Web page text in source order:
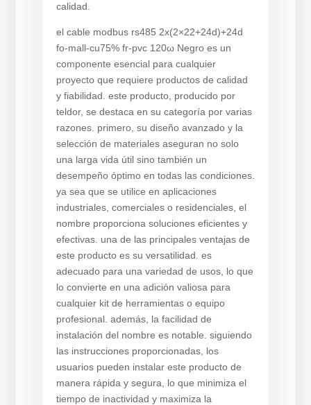
calidad.
el cable modbus rs485 2x(2×22+24d)+24d
fo-mall-cu75% fr-pvc 120ω Negro es un
componente esencial para cualquier
proyecto que requiere productos de calidad
y fiabilidad. este producto, producido por
teldor, se destaca en su categoría por varias
razones. primero, su diseño avanzado y la
selección de materiales aseguran no solo
una larga vida útil sino también un
desempeño óptimo en todas las condiciones.
ya sea que se utilice en aplicaciones
industriales, comerciales o residenciales, el
nombre proporciona soluciones eficientes y
efectivas. una de las principales ventajas de
este producto es su versatilidad. es
adecuado para una variedad de usos, lo que
lo convierte en una adición valiosa para
cualquier kit de herramientas o equipo
profesional. además, la facilidad de
instalación del nombre es notable. siguiendo
las instrucciones proporcionadas, los
usuarios pueden instalar este producto de
manera rápida y segura, lo que minimiza el
tiempo de inactividad y maximiza la